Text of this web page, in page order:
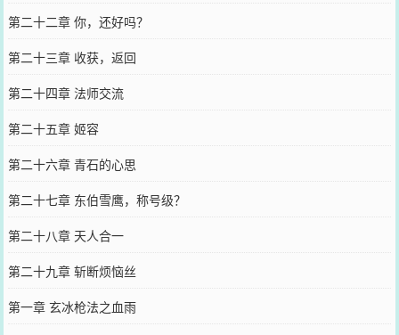
第二十二章 你，还好吗？
第二十三章 收获，返回
第二十四章 法师交流
第二十五章 姬容
第二十六章 青石的心思
第二十七章 东伯雪鹰，称号级？
第二十八章 天人合一
第二十九章 斩断烦恼丝
第一章 玄冰枪法之血雨